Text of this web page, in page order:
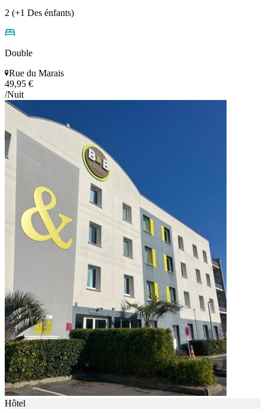
2 (+1 Des énfants)
Double
Rue du Marais
49,95 €
/Nuit
Hôtel